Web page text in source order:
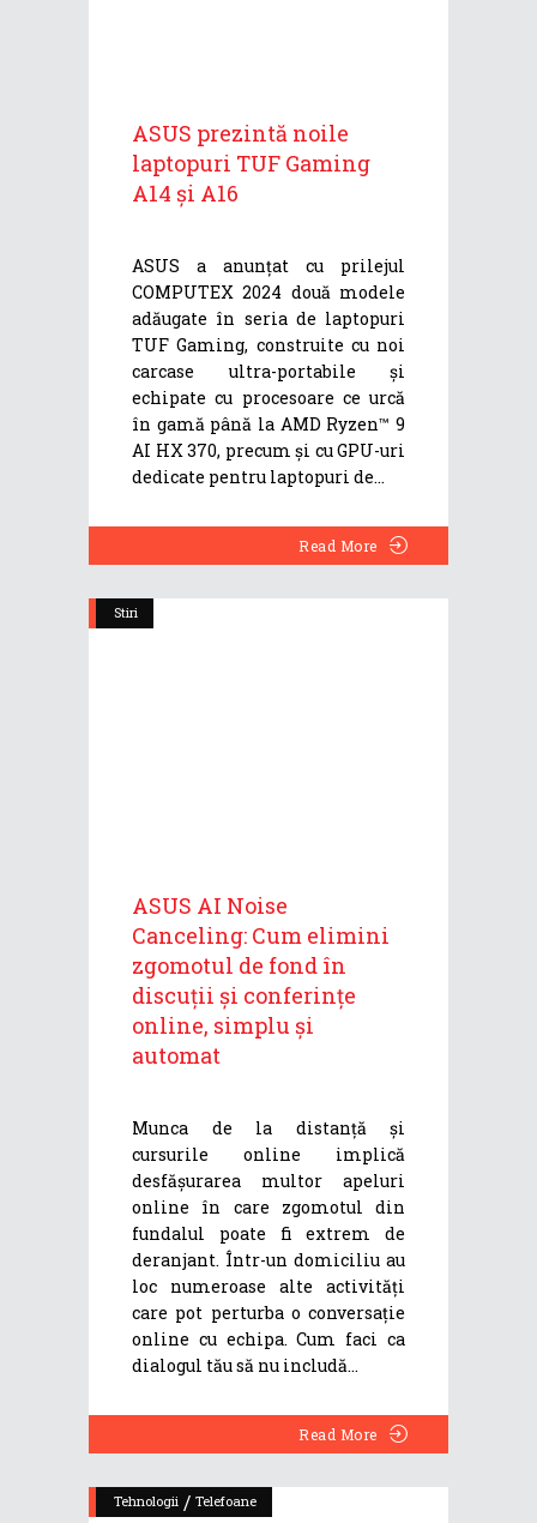
ASUS prezintă noile
laptopuri TUF Gaming
A14 și A16
ASUS a anunțat cu prilejul
COMPUTEX 2024 două modele
adăugate în seria de laptopuri
TUF Gaming, construite cu noi
carcase ultra-portabile și
echipate cu procesoare ce urcă
în gamă până la AMD Ryzen™ 9
AI HX 370, precum și cu GPU-uri
dedicate pentru laptopuri de
Read More
Stiri
ASUS AI Noise
Canceling: Cum elimini
zgomotul de fond în
discuții și conferințe
online, simplu și
automat
Munca de la distanță și
cursurile online implică
desfășurarea multor apeluri
online în care zgomotul din
fundalul poate fi extrem de
deranjant. Într-un domiciliu au
loc numeroase alte activități
care pot perturba o conversație
online cu echipa. Cum faci ca
dialogul tău să nu includă
Read More
Tehnologii / Telefoane